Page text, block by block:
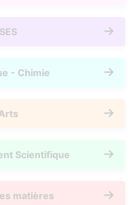
SES
- Chimie
Scientifique
matières